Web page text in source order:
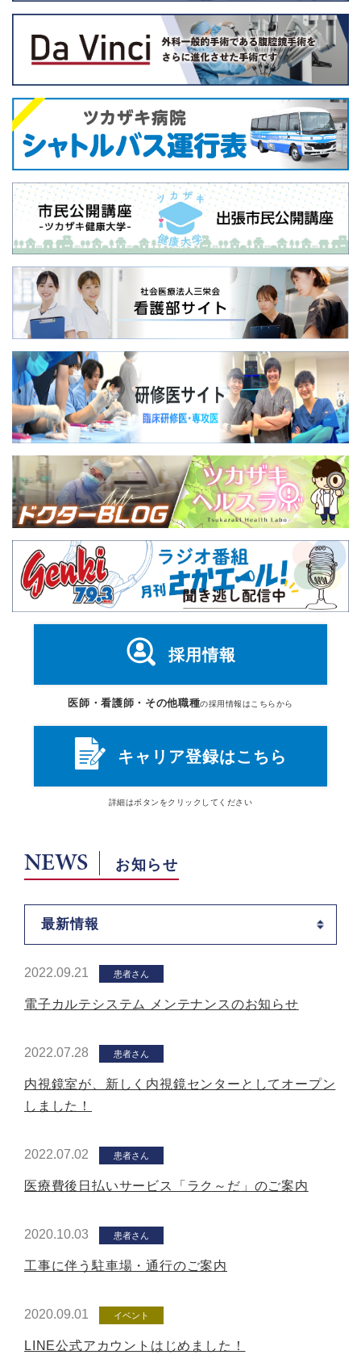
採用情報
医師・看護師・その他職種の採用情報はこちらから
キャリア登録はこちら
詳細はボタン をクリックしてください
NEWS お知らせ
最新情報
2022.09.21 患者さん
電子カルテシステム メンテナンスのお知らせ
2022.07.28 患者さん
内視鏡室が、新しく内視鏡センターとしてオープン
しました！
2022.07.02 患者さん
医療費後日払いサービス「ラク～だ」のご案内
2020.10.03 患者さん
工事に伴う駐車場・通行のご案内
2020.09.01 イベント
LINE公式アカウントはじめました！